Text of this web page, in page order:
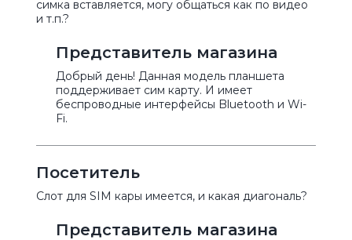
симка вставляется, могу общаться как по видео
и т.п.?
Представитель магазина
Добрый день! Данная модель планшета
поддерживает сим карту. И имеет
беспроводные интерфейсы Bluetooth и Wi-
Fi.
Посетитель
Слот для SIM кары имеется, и какая диагональ?
Представитель магазина